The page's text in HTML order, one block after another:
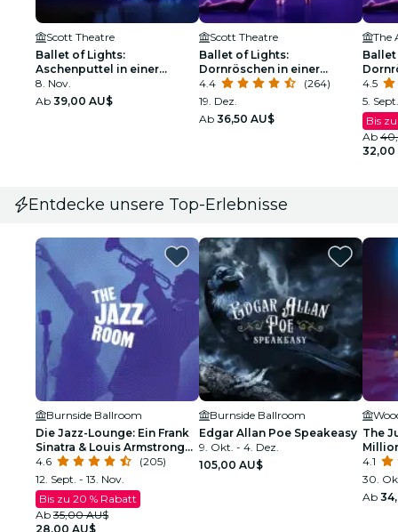
Scott Theatre
Ballet of Lights:
Aschenputtel in einer
funkelnden Show
8. Nov.
Ab 39,00 AU$
Scott Theatre
Ballet of Lights:
Dornröschen in einer
funkelnden Show
4.4
(264)
19. Dez.
Ab 36,50 AU$
The
4.5
5.
Bis
Ab
32,00
Entdecke unsere Top-Erlebnisse
Burnside Ballroom
Die Jazz-Lounge: Ein Frank
Sinatra & Louis Armstrong
Tribute
4.6
(205)
12. Sept. - 13. Nov.
Bis zu 20 % Rabatt
Ab 35,00 AU$
28,00 AU$
Burnside Ballroom
Edgar Allan Poe Speakeasy
9. Okt. - 4. Dez.
105,00 AU$
The
4.1
30.
Ab